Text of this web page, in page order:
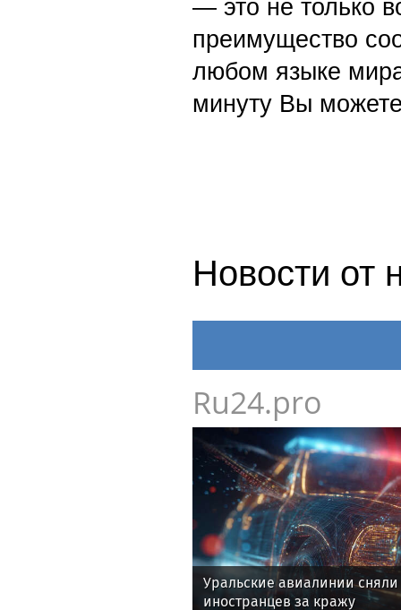
— это не только
преимущество
любом языке
минуту Вы
Новости от
Ru24.pro
Уральские авиалинии сняли
иностранцев за кражу